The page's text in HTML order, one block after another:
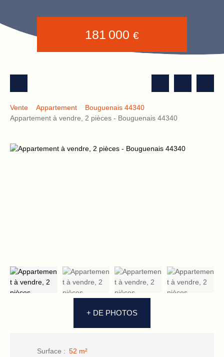
181 000 €
Vente Appartement
Bouguenais 44340
Appartement à vendre, 2 pièces - Bouguenais 44340
+ DE PHOTOS
Surface : 52 m²